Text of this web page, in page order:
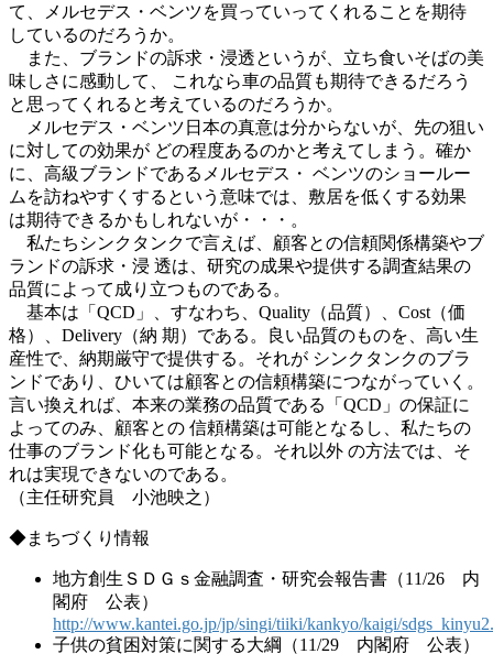
て、メルセデス・ベンツを買っていってくれることを期待
しているのだろうか。
また、ブランドの訴求・浸透というが、立ち食いそばの美
味しさに感動して、 これなら車の品質も期待できるだろう
と思ってくれると考えているのだろうか。
メルセデス・ベンツ日本の真意は分からないが、先の狙い
に対しての効果が どの程度あるのかと考えてしまう。確か
に、高級ブランドであるメルセデス・ ベンツのショールー
ムを訪ねやすくするという意味では、敷居を低くする効果
は期待できるかもしれないが・・・。
私たちシンクタンクで言えば、顧客との信頼関係構築やブ
ランドの訴求・浸 透は、研究の成果や提供する調査結果の
品質によって成り立つものである。
基本は「QCD」、すなわち、Quality（品質）、Cost（価
格）、Delivery（納 期）である。良い品質のものを、高い生
産性で、納期厳守で提供する。それが シンクタンクのブラ
ンドであり、ひいては顧客との信頼構築につながっていく。
言い換えれば、本来の業務の品質である「QCD」の保証に
よってのみ、顧客との 信頼構築は可能となるし、私たちの
仕事のブランド化も可能となる。それ以外 の方法では、そ
れは実現できないのである。
（主任研究員 小池映之）
◆まちづくり情報
地方創生ＳＤＧｓ金融調査・研究会報告書（11/26 内
閣府 公表）
http://www.kantei.go.jp/jp/singi/tiiki/kankyo/kaigi/
子供の貧困対策に関する大綱（11/29 内閣府 公表）